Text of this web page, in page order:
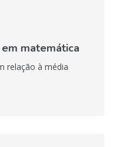
matemática
relação à média